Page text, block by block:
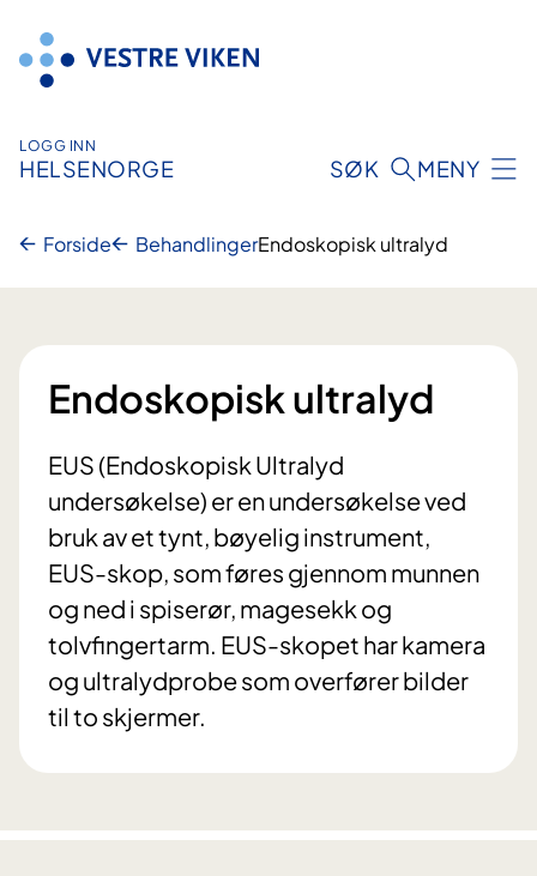
innhold
LOGG INN
HELSENORGE SØK MENY
Forside BehandlingerEndoskopisk ultralyd
Endoskopisk ultralyd
EUS (Endoskopisk Ultralyd
undersøkelse) er en undersøkelse ved
bruk av et tynt, bøyelig instrument,
EUS-skop, som føres gjennom munnen
og ned i spiserør, magesekk og
tolvfingertarm. EUS-skopet har kamera
og ultralydprobe som overfører bilder
til to skjermer.